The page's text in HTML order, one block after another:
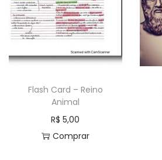
Flash Card – Reino
Animal
R$ 5,00
Comprar